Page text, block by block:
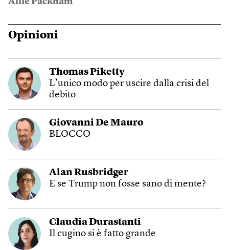
Opinioni
Thomas Piketty
L’unico modo per uscire dalla crisi del
debito
Giovanni De Mauro
BLOCCO
Alan Rusbridger
E se Trump non fosse sano di mente?
Claudia Durastanti
Il cugino si è fatto grande